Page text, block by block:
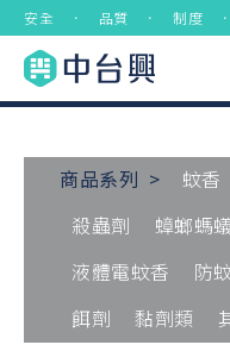
安全 ． 品質 ． 制度
商品系列 > 蚊香
殺蟲劑
蟑螂螞
液體電蚊香
防
餌劑
黏劑類